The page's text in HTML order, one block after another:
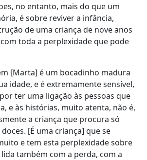
no entanto, mais do que um
é sobre reviver a infância,
de uma criança de nove anos
toda a perplexidade que pode
[Marta] é um bocadinho madura
idade, e é extremamente sensível,
ter uma ligação às pessoas que
e às histórias, muito atenta, não é,
a criança que procura só
[É uma criança] que se
e tem esta perplexidade sobre
lida também com a perda, com a